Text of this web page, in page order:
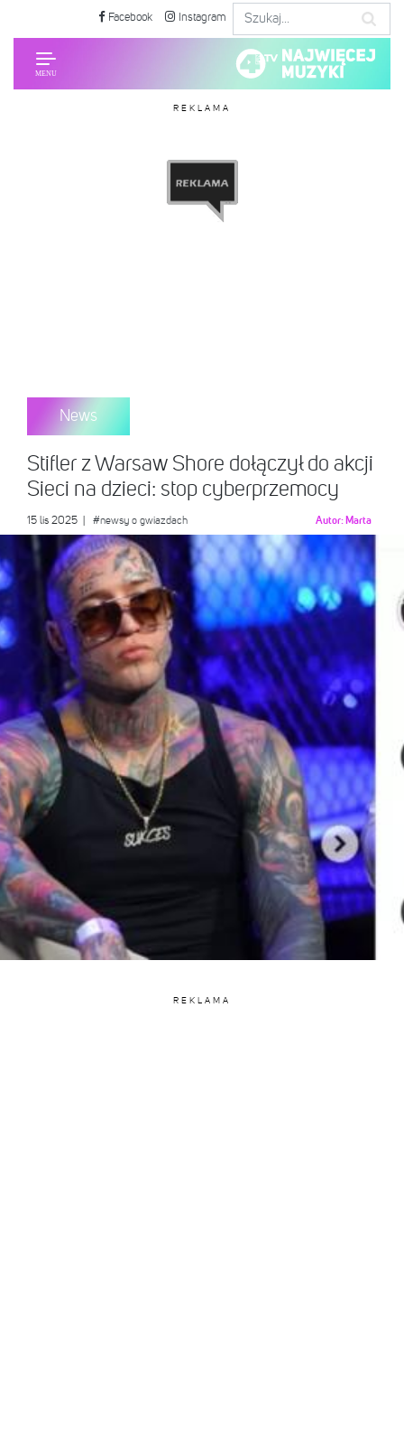
Facebook Instagram
REKLAMA
News
Stifler z Warsaw Shore dołączył do akcji
Sieci na dzieci: stop cyberprzemocy
15 lis 2025 #newsy o gwiazdach Autor: Marta
REKLAMA